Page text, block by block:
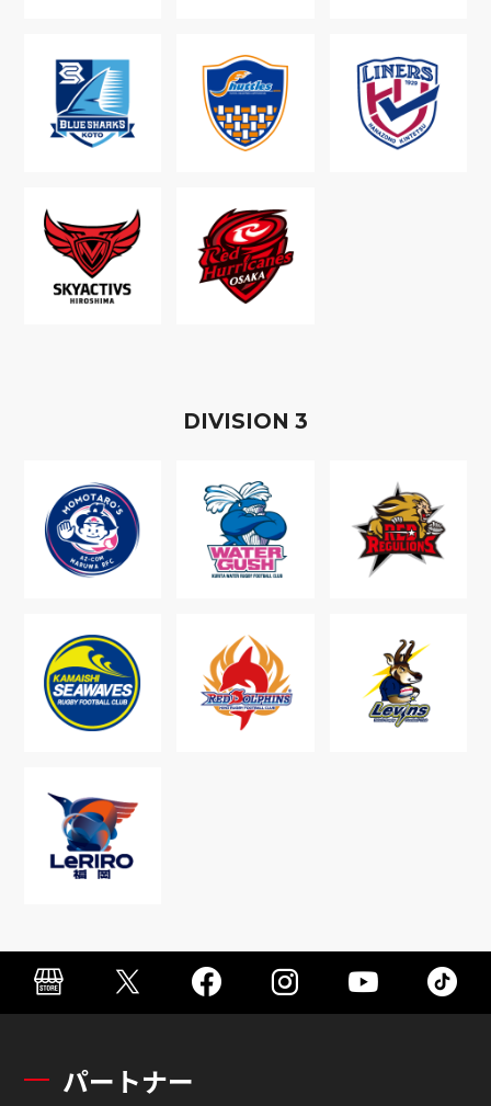
DIVISION 3
パートナー